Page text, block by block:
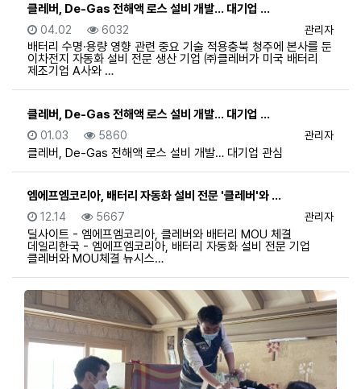
클레버, De-Gas 전해액 로스 설비 개발… 대기업 …
등록자
관리자
등록일
04.02 조회
6032
배터리 수명·용량 영향 관련 중요 기술 적용충북 청주에 본사를 둔
이차전지 자동화 설비 전문 생산 기업 ㈜클레버가 미국 배터리
제조기업 A사와 …
클레버, De-Gas 전해액 로스 설비 개발… 대기업 …
등록자
관리자
등록일
01.03 조회
5860
클레버, De-Gas 전해액 로스 설비 개발… 대기업 관심
엠에프엠코리아, 배터리 자동화 설비 전문 '클레버'와 …
등록자
관리자
등록일
12.14 조회
5667
딜사이트 - 엠에프엠코리아, 클레버와 배터리 MOU 체결
데일리한국 - 엠에프엠코리아, 배터리 자동화 설비 전문 기업
클레버와 MOU체결 뉴시스…